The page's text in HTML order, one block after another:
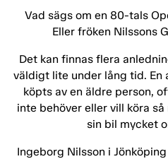
Vad sägs om en 80-tals
Eller fröken Nilssons
Det kan finnas flera
väldigt lite under lång tid. En
köpts av en äldre person,
inte behöver eller vill köra
sin bil mycket
Ingeborg Nilsson i